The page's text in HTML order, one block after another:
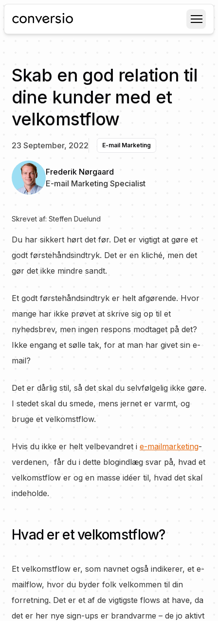
Conversio
Skab en god relation til
dine kunder med et
velkomstflow
23 September, 2022 E-mail Marketing
Frederik Nørgaard
E-mail Marketing Specialist
Skrevet af: Steffen Duelund
Du har sikkert hørt det før. Det er vigtigt at gøre et
godt førstehåndsindtryk. Det er en kliché, men det
gør det ikke mindre sandt.
Et godt førstehåndsindtryk er helt afgørende. Hvor
mange har ikke prøvet at skrive sig op til et
nyhedsbrev, men ingen respons modtaget på det?
Ikke engang et sølle tak, for at man har givet sin e-
mail?
Det er dårlig stil, så det skal du selvfølgelig ikke gøre.
I stedet skal du smede, mens jernet er varmt, og
bruge et velkomstflow.
Hvis du ikke er helt velbevandret i e-mailmarketing-
verdenen, får du i dette blogindlæg svar på, hvad et
velkomstflow er og en masse idéer til, hvad det skal
indeholde.
Hvad er et velkomstflow?
Et velkomstflow er, som navnet også indikerer, et e-
mailflow, hvor du byder folk velkommen til din
forretning. Det er et af de vigtigste flows at have, da
det er her nye sign-ups er brandvarme – de jo aktivt